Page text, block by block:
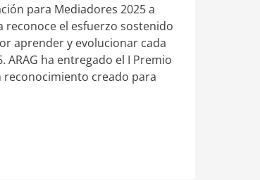
para Mediadores 2025 a
el esfuerzo sostenido
aprender y evolucionar cada
ARAG ha entregado el I Premio
reconocimiento creado para